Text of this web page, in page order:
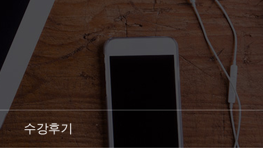
수강후기